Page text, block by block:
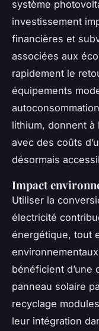
système
investissement
financières et
associées aux
rapidement le
équipements
lithium, donnent
avec des coûts
désormais
Impact
Utiliser la
électricité
énergétique, tout
bénéficient d’une
panneau solaire
recyclage
leur intégration